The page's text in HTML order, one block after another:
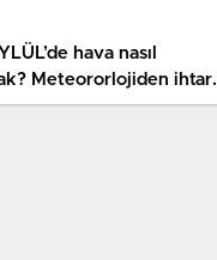
hava nasıl
olacak? Meteororlojiden ihtar.